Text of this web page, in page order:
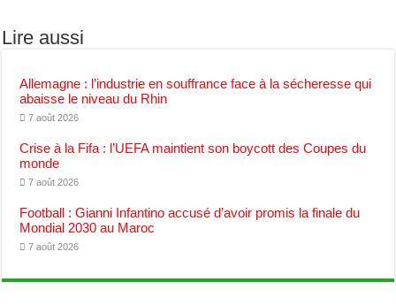
Lire aussi
Allemagne : l’industrie en souffrance face à la sécheresse qui
abaisse le niveau du Rhin
7 août 2026
Crise à la Fifa : l’UEFA maintient son boycott des Coupes du
monde
7 août 2026
Football : Gianni Infantino accusé d’avoir promis la finale du
Mondial 2030 au Maroc
7 août 2026